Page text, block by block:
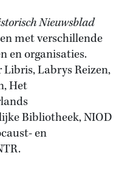
Nieuwsblad
met verschillende
en organisaties.
Labrys Reizen,
Het
Bibliotheek, NIOD
en